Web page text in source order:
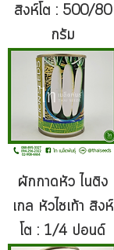
สิงห์โต : 500/80
กรัม
ผักกาดหัว ไนติง
เกล หัวไชเท้า สิงห์
โต : 1/4 ปอนด์